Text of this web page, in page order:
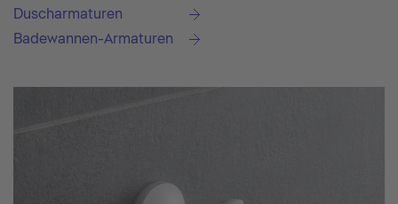
Duscharmaturen
Badewannen-Armaturen